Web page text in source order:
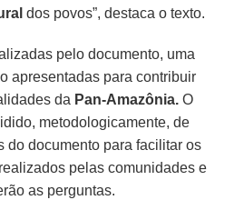
dos povos”, destaca o texto.
pelo documento, uma
apresentadas para contribuir
da Pan-Amazônia. O
metodologicamente, de
do documento para facilitar os
pelas comunidades e
as perguntas.